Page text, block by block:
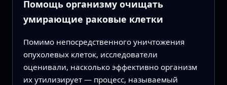
Помощь организму очищать
умирающие раковые клетки
Помимо непосредственного уничтожения
опухолевых клеток, исследователи
оценивали, насколько эффективно организм
их утилизирует — процесс, называемый